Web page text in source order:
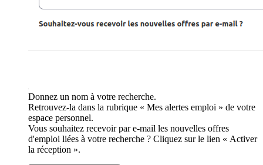
Donnez un nom à votre recherche.
Retrouvez-la dans la rubrique « Mes alertes emploi » de votre
espace personnel.
Vous souhaitez recevoir par e-mail les nouvelles offres
d'emploi liées à votre recherche ? Cliquez sur le lien « Activer
la réception ».